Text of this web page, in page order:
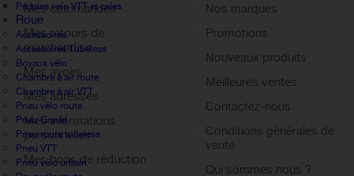
Pédales velo VTT et cales
Roue
Accessoires
Accessoires Tubeless
Boyaux vélo
Chambre à air route
Chambre à air VTT
Pneu vélo route
Pneu Gravel
Pneu route tubeless
Pneu VTT
Pneu vélo urbain
Mes commandes
Mes retours de
marchandise
Mes avoirs
Mes adresses
Mes informations
personnelles
Mes bons de réduction
Nos marques
Promotions
Nouveaux produits
Meilleures ventes
Contactez-nous
Conditions générales de
vente
Qui sommes nous ?